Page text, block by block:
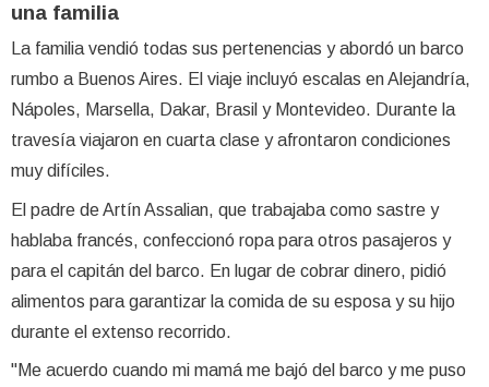
una familia
La familia vendió todas sus pertenencias y abordó un barco
rumbo a Buenos Aires. El viaje incluyó escalas en Alejandría,
Nápoles, Marsella, Dakar, Brasil y Montevideo. Durante la
travesía viajaron en cuarta clase y afrontaron condiciones
muy difíciles.
El padre de Artín Assalian, que trabajaba como sastre y
hablaba francés, confeccionó ropa para otros pasajeros y
para el capitán del barco. En lugar de cobrar dinero, pidió
alimentos para garantizar la comida de su esposa y su hijo
durante el extenso recorrido.
"Me acuerdo cuando mi mamá me bajó del barco y me puso